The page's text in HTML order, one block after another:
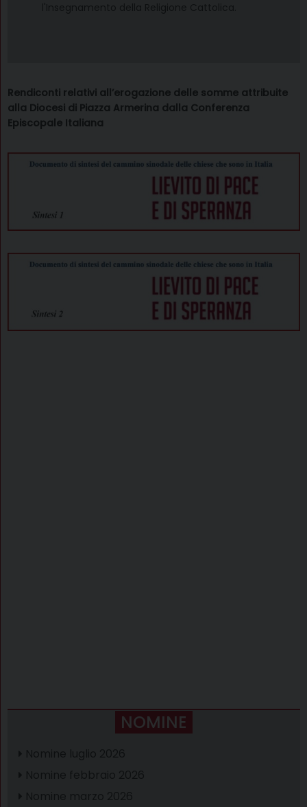
Rendiconti relativi all’erogazione delle somme attribuite
alla Diocesi di Piazza Armerina dalla Conferenza
Episcopale Italiana
NOMINE